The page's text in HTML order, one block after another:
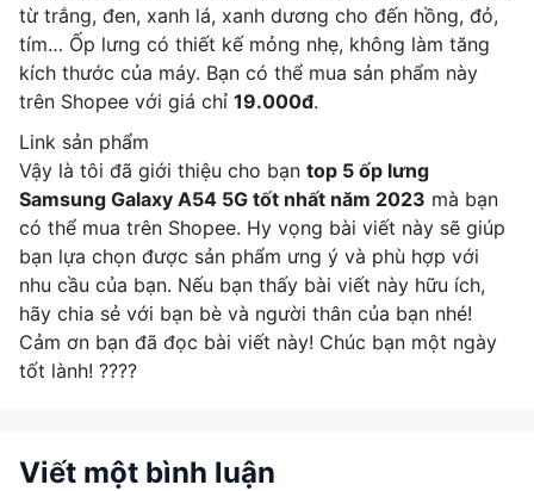
từ trắng, đen, xanh lá, xanh dương cho đến hồng, đỏ,
tím… Ốp lưng có thiết kế mỏng nhẹ, không làm tăng
kích thước của máy. Bạn có thể mua sản phẩm này
trên Shopee với giá chỉ 19.000đ.
Link sản phẩm
Vậy là tôi đã giới thiệu cho bạn top 5 ốp lưng
Samsung Galaxy A54 5G tốt nhất năm 2023 mà bạn
có thể mua trên Shopee. Hy vọng bài viết này sẽ giúp
bạn lựa chọn được sản phẩm ưng ý và phù hợp với
nhu cầu của bạn. Nếu bạn thấy bài viết này hữu ích,
hãy chia sẻ với bạn bè và người thân của bạn nhé!
Cảm ơn bạn đã đọc bài viết này! Chúc bạn một ngày
tốt lành! ????
Viết một bình luận